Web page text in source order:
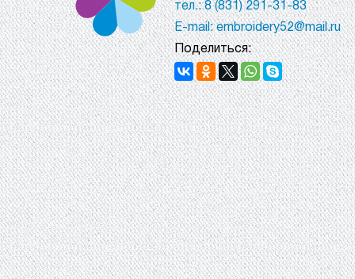
тел.: 8 (831) 291-31-83
E-mail: embroidery52@mail.ru
Поделиться: